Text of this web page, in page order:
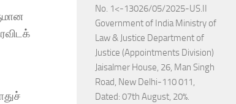
No. 1<-13026/05/2025-US.II
Government of India Ministry of
Law & Justice Department of
Justice (Appointments Division)
Jaisalmer House, 26, Man Singh
Road, New Delhi-110 011,
Dated: 07th August, 20%.